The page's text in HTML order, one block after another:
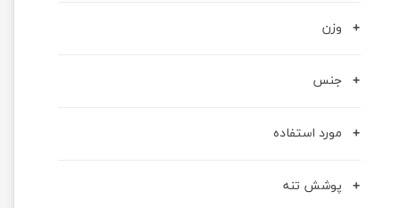
وزن
جنس
مورد استفاده
پوشش تنه